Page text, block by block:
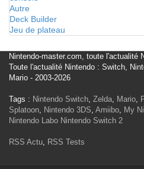
Autre
Deck Builder
Jeu de plateau
Nintendo-master.com, toute l'actualité
Toute l'actualité Nintendo : Switch,
Mario - 2003-2026
Tags : Nintendo Switch, Zelda, Mario,
Splatoon, Nintendo 3DS, Amiibo, My
Nintendo Labo Nintendo Switch 2
RSS Actu, RSS Tests